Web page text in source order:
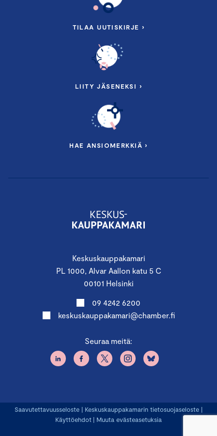
Keskuskauppakamari
PL 1000, Alvar Aallon katu 5 C
00101 Helsinki
09 4242 6200
keskuskauppakamari@chamber.fi
Seuraa meitä:
TILAA UUTISKIRJE ›
LIITY JÄSENEKSI ›
HAE ANSIOMERKKIÄ ›
Saavutettavuusseloste | Keskuskauppakamarin tietosuojaseloste |
Käyttöehdot | Muuta evästeasetuksia